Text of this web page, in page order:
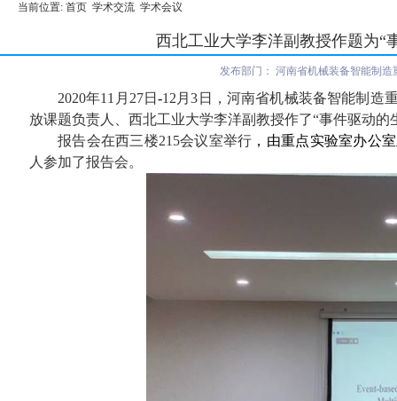
当前位置: 首页 学术交流 学术会议
西北工业大学李洋副教授作题为“
发布部门： 河南省机械装备智能制造
2020年11 月 27日-12 月3 日，河南省机械装备智能制造
放课题负责人、西北工业大学李洋副教授作了“事件驱动
报告会在西三楼215会议室举行 ，由重点实验室办公
人参加了报告会。